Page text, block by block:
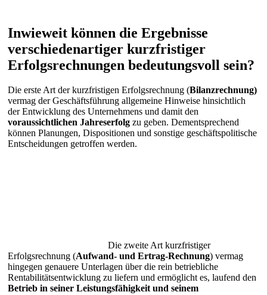
Inwieweit können die Ergebnisse
verschiedenartiger kurzfristiger
Erfolgsrechnungen bedeutungsvoll sein?
Die erste Art der kurzfristigen Erfolgsrechnung (Bilanzrechnung)
vermag der Geschäftsführung allgemeine Hinweise hinsichtlich
der Entwicklung des Unternehmens und damit den
voraussichtlichen Jahreserfolg zu geben. Dementsprechend
können Planungen, Dispositionen und sonstige geschäftspolitische
Entscheidungen getroffen werden.
Die zweite Art kurzfristiger
Erfolgsrechnung (Aufwand- und Ertrag-Rechnung) vermag
hingegen genauere Unterlagen über die rein betriebliche
Rentabilitätsentwicklung zu liefern und ermöglicht es, laufend den
Betrieb in seiner Leistungsfähigkeit und seinem